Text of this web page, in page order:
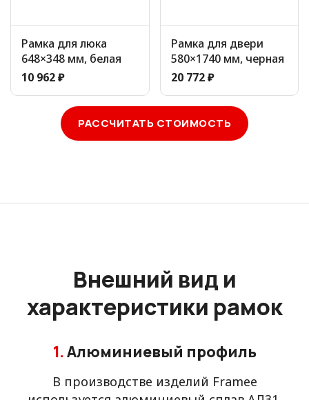
Рамка для люка
648×348 мм, белая
10 962 ₽
Рамка для двери
580×1740 мм, черная
20 772 ₽
РАССЧИТАТЬ СТОИМОСТЬ
Внешний вид и
характеристики рамок
1.Алюминиевый профиль
В производстве изделий Framee